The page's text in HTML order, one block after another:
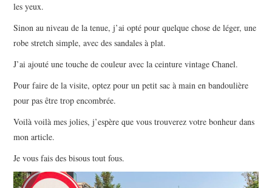
les yeux.
Sinon au niveau de la tenue, j’ai opté pour quelque chose de léger, une
robe stretch simple, avec des sandales à plat.
J’ai ajouté une touche de couleur avec la ceinture vintage Chanel.
Pour faire de la visite, optez pour un petit sac à main en bandoulière
pour pas être trop encombrée.
Voilà voilà mes jolies, j’espère que vous trouverez votre bonheur dans
mon article.
Je vous fais des bisous tout fous.